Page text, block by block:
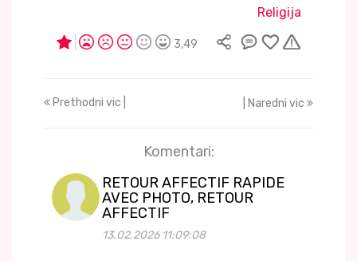
Religija
3,49
Prethodni vic | | Naredni vic
Komentari:
RETOUR AFFECTIF RAPIDE
AVEC PHOTO, RETOUR
AFFECTIF
13.02.2026 11:09:08